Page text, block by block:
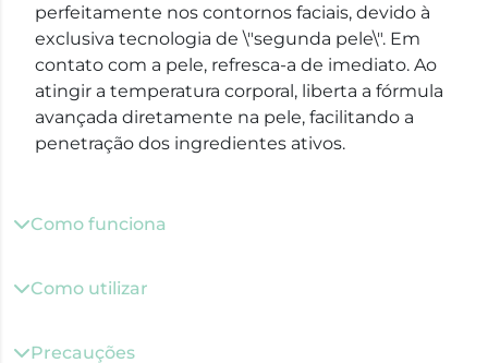
perfeitamente nos contornos faciais, devido à
exclusiva tecnologia de \"segunda pele\". Em
contato com a pele, refresca-a de imediato. Ao
atingir a temperatura corporal, liberta a fórmula
avançada diretamente na pele, facilitando a
penetração dos ingredientes ativos.
Como funciona
Como utilizar
Precauções